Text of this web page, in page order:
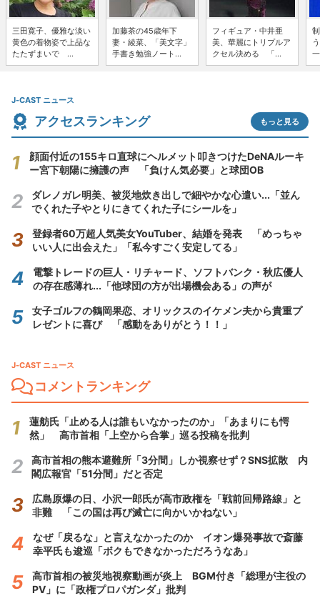
三田寛子、優雅な淡い
黄色の着物姿で上品な
たたずまいで ...
加藤茶の45歳年下
妻・綾菜、「美文字」
手書き勉強ノート...
フィギュア・中井亜
美、華麗にトリプルア
クセル決める 「...
J-CAST ニュース
アクセスランキング もっと見る
顔面付近の155キロ直球にヘルメット叩きつけたDeNAルーキ
ー宮下朝陽に擁護の声 「負けん気必要」と球団OB
ダレノガレ明美、被災地炊き出しで細やかな心遣い...「並ん
でくれた子やとりにきてくれた子にシールを」
登録者60万超人気美女YouTuber、結婚を発表 「めっちゃ
いい人に出会えた」「私今すごく安定してる」
電撃トレードの巨人・リチャード、ソフトバンク・秋広優人
の存在感薄れ...「他球団の方が出場機会ある」の声が
女子ゴルフの鶴岡果恋、オリックスのイケメン夫から貴重プ
レゼントに喜び 「感動をありがとう！！」
J-CAST ニュース
コメントランキング
蓮舫氏「止める人は誰もいなかったのか」「あまりにも愕
然」 高市首相「上空から合掌」巡る投稿を批判
高市首相の熊本避難所「3分間」しか視察せず？SNS拡散 内
閣広報官「51分間」だと否定
広島原爆の日、小沢一郎氏が高市政権を「戦前回帰路線」と
非難 「この国は再び滅亡に向かいかねない」
なぜ「戻るな」と言えなかったのか イオン爆発事故で斎藤
幸平氏も逡巡「ボクもできなかっただろうなあ」
高市首相の被災地視察動画が炎上 BGM付き「総理が主役の
PV」に「政権プロパガンダ」批判